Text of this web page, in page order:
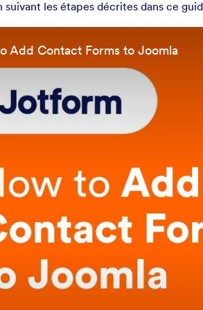
suivant les étapes décrites dans ce
Add Contact Forms to Joomla